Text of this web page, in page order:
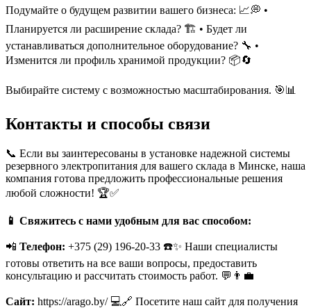
Подумайте о будущем развитии вашего бизнеса: 📈💭 •
Планируется ли расширение склада? 🏗️ • Будет ли
устанавливаться дополнительное оборудование? 🔧 •
Изменится ли профиль хранимой продукции? 📦🔄
Выбирайте систему с возможностью масштабирования. 🎯📊
Контакты и способы связи
📞 Если вы заинтересованы в установке надежной системы
резервного электропитания для вашего склада в Минске, наша
компания готова предложить профессиональные решения
любой сложности! 🏆✅
📱 Свяжитесь с нами удобным для вас способом:
📲 Телефон: +375 (29) 196-20-33 ☎️✨ Наши специалисты
готовы ответить на все ваши вопросы, предоставить
консультацию и рассчитать стоимость работ. 💬👨‍💼
Сайт: https://arago.by/ 💻🔗 Посетите наш сайт для получения